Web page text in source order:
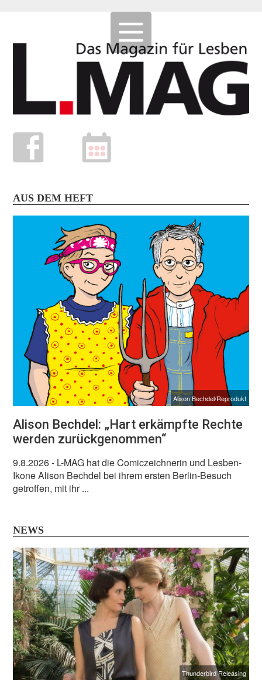
AUS DEM HEFT
Alison Bechdel/Reprodukt
Alison Bechdel: „Hart erkämpfte Rechte
werden zurückgenommen“
9.8.2026- L-MAG hat die Comiczeichnerin und Lesben-
Ikone Alison Bechdel bei ihrem ersten Berlin-Besuch
getroffen, mit ihr ...
NEWS
Thunderbird Releasing